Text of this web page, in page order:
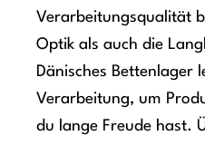
Verarbeitungsqualität
Optik als auch die
Dänisches Bettenlager
Verarbeitung, um
du lange Freude hast.